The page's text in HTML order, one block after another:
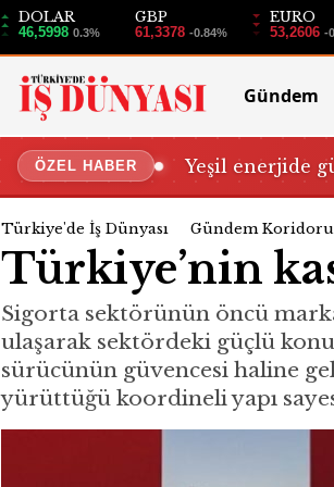
DOLAR
46,5998 0.3%
GBP
61,3378 -0.84%
EURO
53,2606 -
Gündem
ÖZEL HABER Yeşil enerjide
Türkiye'de İş Dünyası Gündem Koridoru
Türkiye’nin
Sigorta sektörünün öncü
ulaşarak sektördeki güçlü
sürücünün güvencesi haline
yürüttüğü koordineli yapı